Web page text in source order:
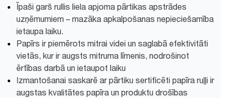
Īpaši garš rullis liela apjoma pārtikas apstrādes
uzņēmumiem – mazāka apkalpošanas nepieciešamība
ietaupa laiku.
Papīrs ir piemērots mitrai videi un saglabā efektivitāti
vietās, kur ir augsts mitruma līmenis, nodrošinot
ērtības darbā un ietaupot laiku
Izmantošanai saskarē ar pārtiku sertificēti papīra ruļļi ir
augstas kvalitātes papīra un produktu drošības